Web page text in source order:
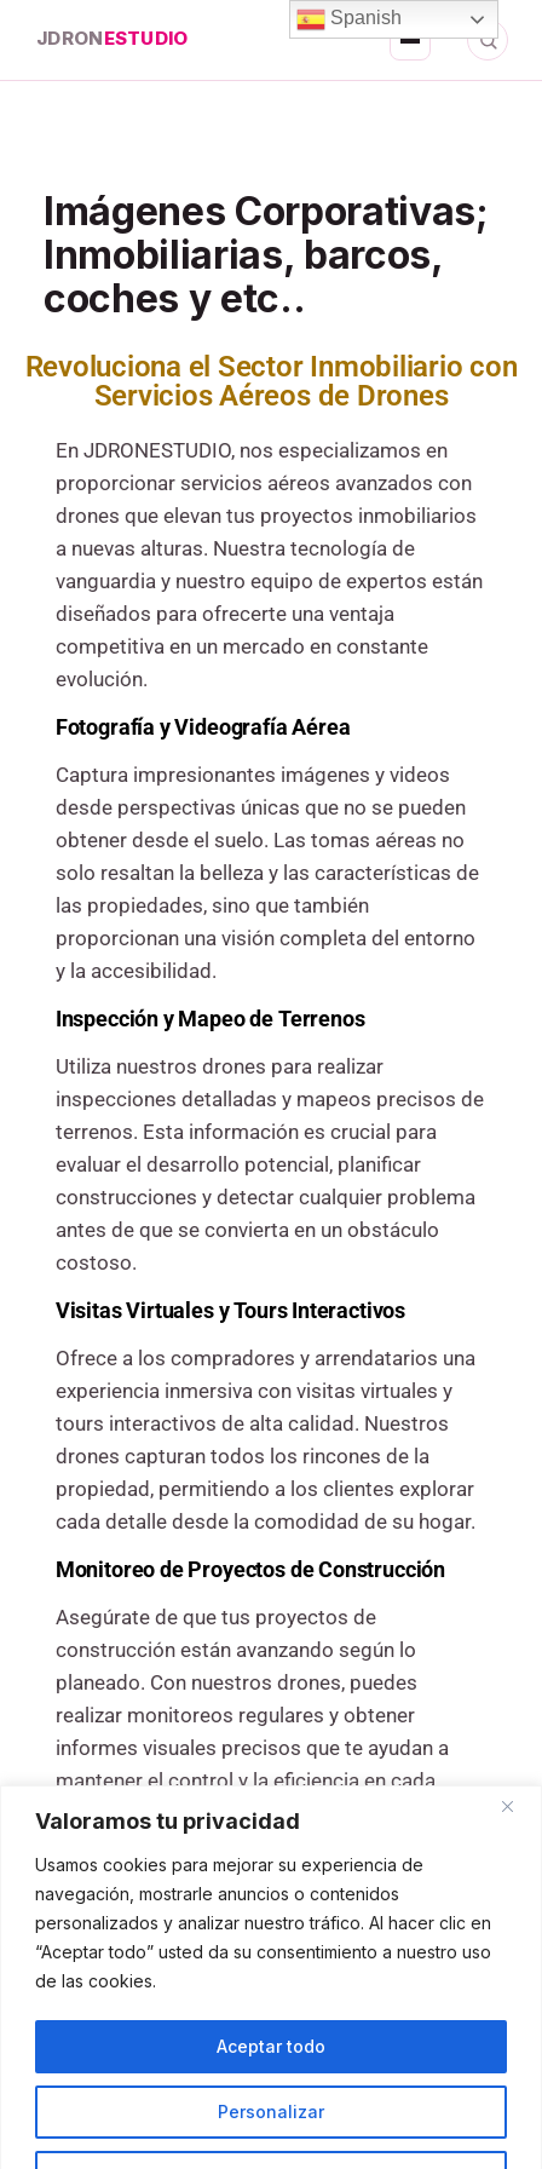
Valoramos tu privacidad
Usamos cookies para mejorar su experiencia de
navegación, mostrarle anuncios o contenidos
personalizados y analizar nuestro tráfico. Al hacer clic en
“Aceptar todo” usted da su consentimiento a nuestro uso
de las cookies.
Personalizar
Aceptar todo
JDRONESTUDIO
Imágenes Corporativas;
Inmobiliarias, barcos,
coches y etc..
Revoluciona el Sector Inmobiliario con
Servicios Aéreos de Drones
En JDRONESTUDIO, nos especializamos en
proporcionar servicios aéreos avanzados con
drones que elevan tus proyectos inmobiliarios
a nuevas alturas. Nuestra tecnología de
vanguardia y nuestro equipo de expertos están
diseñados para ofrecerte una ventaja
competitiva en un mercado en constante
evolución.
Fotografía y Videografía Aérea
Captura impresionantes imágenes y videos
desde perspectivas únicas que no se pueden
obtener desde el suelo. Las tomas aéreas no
solo resaltan la belleza y las características de
las propiedades, sino que también
proporcionan una visión completa del entorno
y la accesibilidad.
Inspección y Mapeo de Terrenos
Utiliza nuestros drones para realizar
inspecciones detalladas y mapeos precisos de
terrenos. Esta información es crucial para
evaluar el desarrollo potencial, planificar
construcciones y detectar cualquier problema
antes de que se convierta en un obstáculo
costoso.
Visitas Virtuales y Tours Interactivos
Ofrece a los compradores y arrendatarios una
experiencia inmersiva con visitas virtuales y
tours interactivos de alta calidad. Nuestros
drones capturan todos los rincones de la
propiedad, permitiendo a los clientes explorar
cada detalle desde la comodidad de su hogar.
Monitoreo de Proyectos de Construcción
Asegúrate de que tus proyectos de
construcción están avanzando según lo
planeado. Con nuestros drones, puedes
realizar monitoreos regulares y obtener
informes visuales precisos que te ayudan a
mantener el control y la eficiencia en cada
etapa del proceso.
© 2026 JDRONESTUDIO — Servicios y Formación con
Drones · Formación de pilotos UAS / DRONES Y VENTA DE
LOS UNLTIMO DRONES DEL MERCADO.
Spanish